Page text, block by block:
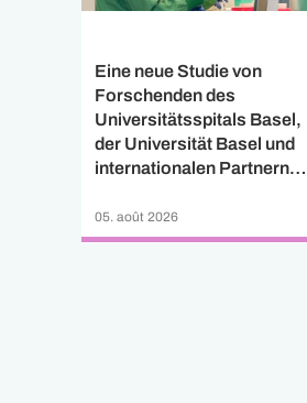
Eine neue Studie von
Forschenden des
Universitätsspitals Basel,
der Universität Basel und
internationalen Partnern
Blutmarker künftig helfen
könnte, das Fortschreiten
05. août 2026